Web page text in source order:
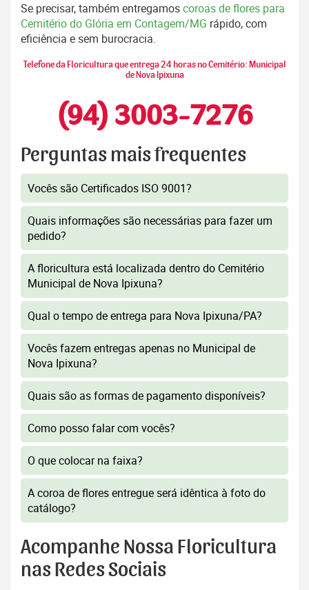
Se precisar, também entregamoscoroas de flores para
Cemitério do Glória em Contagem/MG rápido, com
eficiência e sem burocracia.
Telefone da Floricultura que entrega 24 horas no Cemitério: Municipal
de Nova Ipixuna
(94) 3003-7276
Perguntas mais frequentes
Vocês são Certificados ISO 9001?
Quais informações são necessárias para fazer um
pedido?
A floricultura está localizada dentro do Cemitério
Municipal de Nova Ipixuna?
Qual o tempo de entrega para Nova Ipixuna/PA?
Vocês fazem entregas apenas no Municipal de
Nova Ipixuna?
Quais são as formas de pagamento disponíveis?
Como posso falar com vocês?
O que colocar na faixa?
A coroa de flores entregue será idêntica à foto do
catálogo?
Acompanhe Nossa Floricultura
nas Redes Sociais